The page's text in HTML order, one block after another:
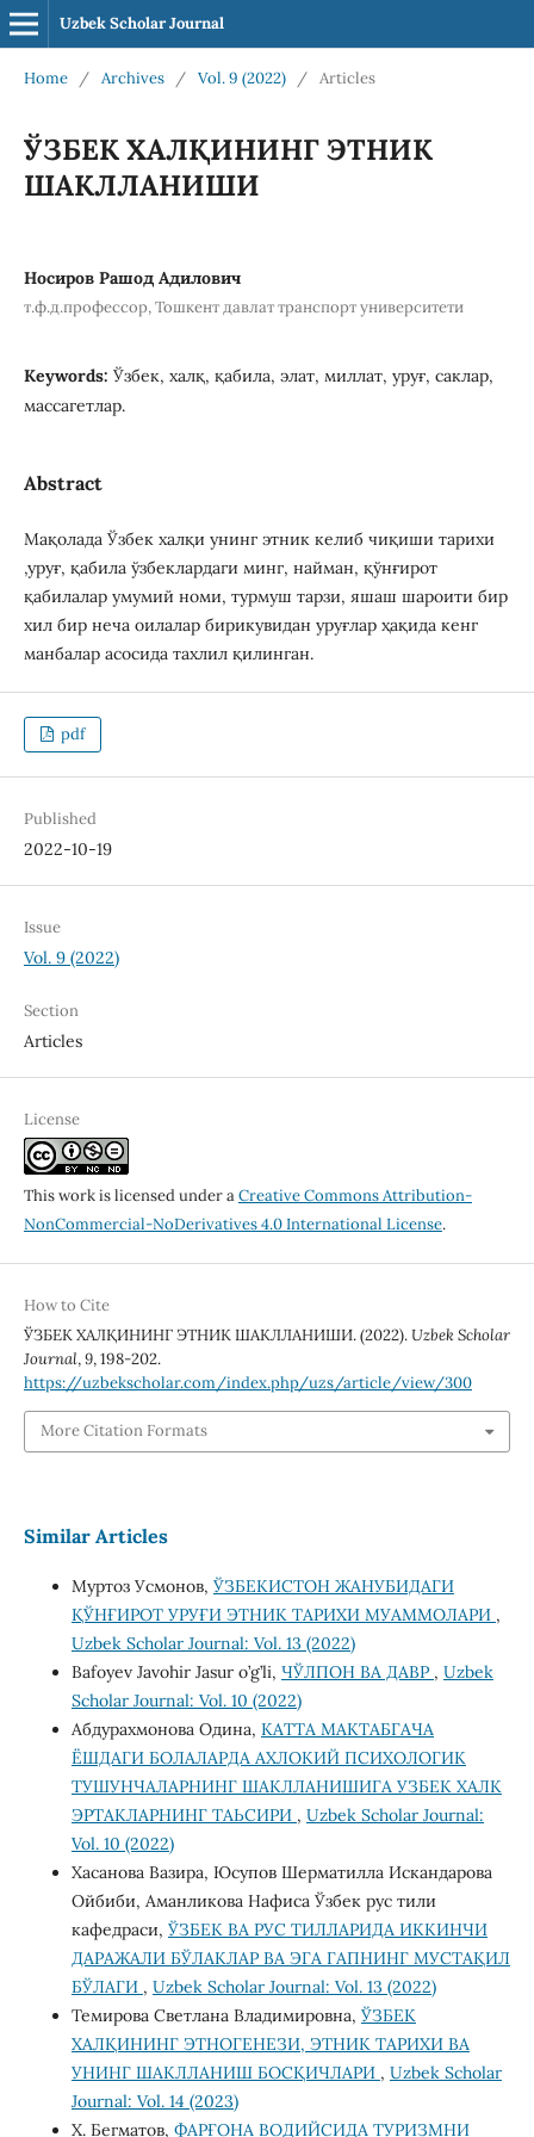
Uzbek Scholar Journal
Home / Archives / Vol. 9 (2022) / Articles
ЎЗБЕК ХАЛҚИНИНГ ЭТНИК
ШАКЛЛАНИШИ
Носиров Рашод Адилович
т.ф.д.профессор, Тошкент давлат транспорт университети
Keywords: Ўзбек, халқ, қабила, элат, миллат, уруғ, саклар,
массагетлар.
Abstract
Мақолада Ўзбек халқи унинг этник келиб чиқиши тарихи
,уруғ, қабила ўзбеклардаги минг, найман, қўнғирот
қабилалар умумий номи, турмуш тарзи, яшаш шароити бир
хил бир неча оилалар бирикувидан уруғлар ҳақида кенг
манбалар асосида тахлил қилинган.
pdf
Published
2022-10-19
Issue
Vol. 9 (2022)
Section
Articles
License
This work is licensed under aCreative Commons Attribution-
NonCommercial-NoDerivatives 4.0 International License.
How to Cite
ЎЗБЕК ХАЛҚИНИНГ ЭТНИК ШАКЛЛАНИШИ. (2022).Uzbek Scholar
Journal,9, 198-202.
https://uzbekscholar.com/index.php/uzs/article/view/300
More Citation Formats
Similar Articles
Муртоз Усмонов, ЎЗБЕКИСТОН ЖАНУБИДАГИ
ҚЎНҒИРОТ УРУҒИ ЭТНИК ТАРИХИ МУАММОЛАРИ ,
Uzbek Scholar Journal: Vol. 13 (2022)
Bafoyev Javohir Jasur o’g’li, ЧЎЛПОН ВА ДАВР , Uzbek
Scholar Journal: Vol. 10 (2022)
Абдурахмонова Одина, КАТТА МАКТАБГАЧА
ЁШДАГИ БОЛАЛАРДА АХЛОКИЙ ПСИХОЛОГИК
ТУШУНЧАЛАРНИНГ ШАКЛЛАНИШИГА УЗБЕК ХАЛК
ЭРТАКЛАРНИНГ ТАЬСИРИ , Uzbek Scholar Journal:
Vol. 10 (2022)
Хасанова Вазира, Юсупов Шерматилла Искандарова
Ойбиби, Аманликова Нафиса Ўзбек рус тили
кафедраси, ЎЗБЕК ВА РУС ТИЛЛАРИДА ИККИНЧИ
ДАРАЖАЛИ БЎЛАКЛАР ВА ЭГА ГАПНИНГ МУСТАҚИЛ
БЎЛАГИ , Uzbek Scholar Journal: Vol. 13 (2022)
Темирова Светлана Владимировна, ЎЗБЕК
ХАЛҚИНИНГ ЭТНОГЕНЕЗИ, ЭТНИК ТАРИХИ ВА
УНИНГ ШАКЛЛАНИШ БОСҚИЧЛАРИ , Uzbek Scholar
Journal: Vol. 14 (2023)
Х. Бегматов, ФАРҒОНА ВОДИЙСИДА ТУРИЗМНИ